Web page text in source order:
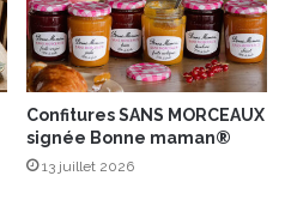
Confitures SANS MORCEAUX
signée Bonne maman®
13 juillet 2026